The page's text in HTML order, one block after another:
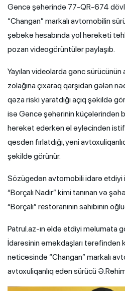
Gəncə şəhərində 77-QR-674
“Changan” markalı avtomobilin
şəbəkə hesabında yol hərəkəti
pozan videogörüntülər paylaşıb.
Yayılan videolarda gənc
zolağına çıxaraq qarşıdan gələn
qəza riski yaratdığı açıq şəkildə
isə Gəncə şəhərinin küçələrindən
hərəkət edərkən əl əyləcindən
qəsdən fırlatdığı, yəni
şəkildə görünür.
Sözügedən avtomobili idarə etdiyi
“Borçalı Nadir” kimi tanınan və
“Borçalı” restoranının sahibinin
Patrul.az-ın əldə etdiyi məlumata
İdarəsinin əməkdaşları
nəticəsində “Changan” markalı
avtoxuliqanlıq edən sürücü